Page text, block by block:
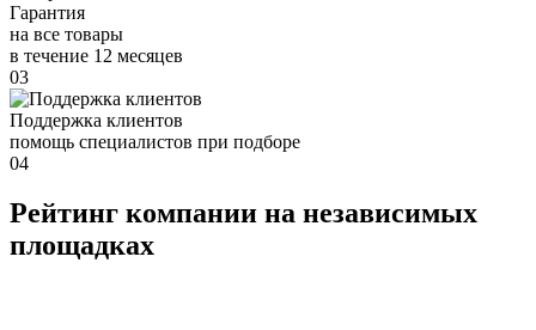
Гарантия
на все товары
в течение 12 месяцев
03
Поддержка клиентов
помощь специалистов при подборе
04
Рейтинг компании на независимых
площадках